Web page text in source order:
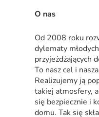
O nas
Od 2008 roku
dylematy
przyjeżdżających
To nasz cel i
Realizujemy ją
takiej atmosfery,
się bezpiecznie i
domu. Tak się